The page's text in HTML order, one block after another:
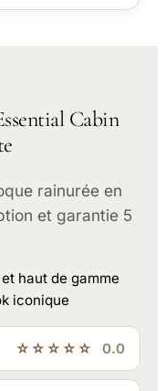
Cabin
rainurée en
et garantie 5
haut de gamme
iconique
☆☆☆☆☆ 0.0